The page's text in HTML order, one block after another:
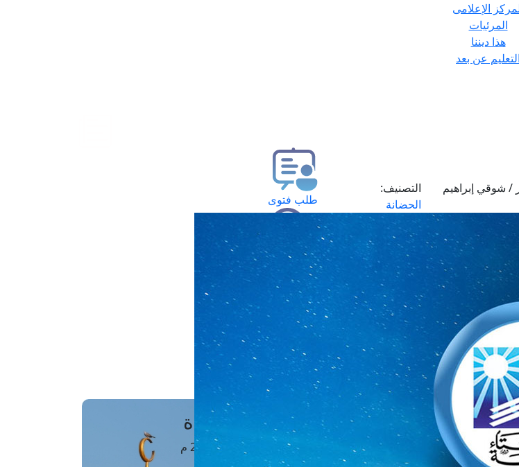
الإعلامى
المرئيات
هذا ديننا
التعليم عن بعد
/ شوقي إبراهيم
التصنيف:
الحضانة
طلب فتوى
استعلام عن فتوى
حجز موعد
الفتوى الهاتفية
مَواقِيتُ الصَّـــلاة
القاهرة · 06 أغسطس 2026 م